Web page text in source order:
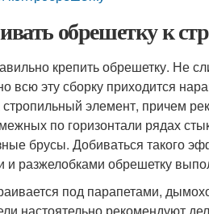
обрешетку к
крепить обрешетку. Не
всю эту сборку приходится
элемент, причем
по горизонтали рядах
брусы. Добиваться такого
разжелобками обрешетку
под парапетами,